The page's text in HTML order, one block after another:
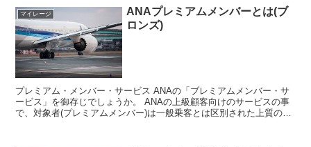
マイレージ
ANAプレミアムメンバーとは(ブ
ロンズ)
プレミアム・メンバー・サービス ANAの「ブレミアムメンバー・サ
ービス」を御存じでしょうか。 ANAの上級顧客向けのサービスの事
で、対象者(プレミアムメンバー)は一般乗客とは区別された上質のサ